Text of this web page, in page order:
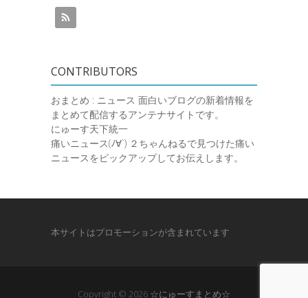
CONTRIBUTORS
おまとめ : ニュース 面白いブログの新着情報を
まとめて配信するアンテナサイトです。
にゅーす天下統一
痛いニュース(ﾉ∀`) ２ちゃんねるで見つけた痛い
ニュースをピックアップしてお伝えします。
本サイトはプロモーションが含まれています
Copyright © 2026 ☆にゅーすまとめ☆